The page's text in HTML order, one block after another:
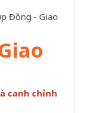
Đồng - Giao
canh chỉnh